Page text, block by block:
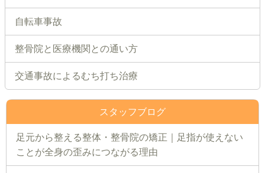
自転車事故
整骨院と医療機関との通い方
交通事故によるむち打ち治療
スタッフブログ
足元から整える整体・整骨院の矯正｜足指が使えない
ことが全身の歪みにつながる理由